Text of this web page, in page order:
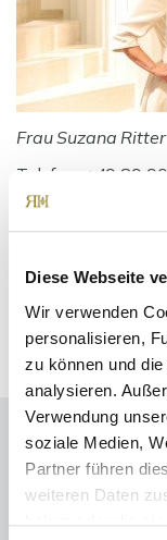
Diese Webseite
Wir verwenden
personalisieren,
zu können und
analysieren.
Verwendung
soziale Medien,
Partner führen
weiteren Daten
haben oder die
Frau Suzana Ritter
Telefon: +49 89
Telefax: +49 89
Mobil: +49 160
Freue mich auf Sie!